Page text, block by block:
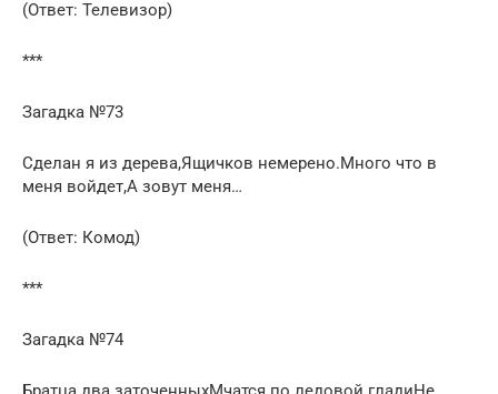
(Ответ: Телевизор)
***
Загадка №73
Сделан я из дерева,Ящичков немерено.Много что в
меня войдет,А зовут меня…
(Ответ: Комод)
***
Загадка №74